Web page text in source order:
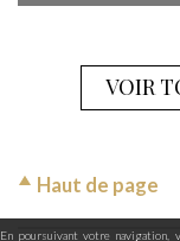
En poursuivant votre
VOIR
Haut de page